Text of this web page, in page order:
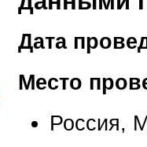
Дата
Место
Россия,